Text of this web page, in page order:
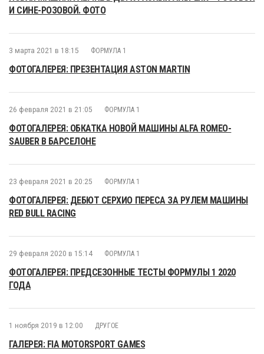
И СИНЕ-РОЗОВОЙ. ФОТО
3 марта 2021 в 18:15 ФОРМУЛА 1
ФОТОГАЛЕРЕЯ: ПРЕЗЕНТАЦИЯ ASTON MARTIN
26 февраля 2021 в 21:05 ФОРМУЛА 1
ФОТОГАЛЕРЕЯ: ОБКАТКА НОВОЙ МАШИНЫ ALFA ROMEO-
SAUBER В БАРСЕЛОНЕ
23 февраля 2021 в 20:25 ФОРМУЛА 1
ФОТОГАЛЕРЕЯ: ДЕБЮТ СЕРХИО ПЕРЕСА ЗА РУЛЕМ МАШИНЫ
RED BULL RACING
29 февраля 2020 в 15:14 ФОРМУЛА 1
ФОТОГАЛЕРЕЯ: ПРЕДСЕЗОННЫЕ ТЕСТЫ ФОРМУЛЫ 1 2020
ГОДА
1 ноября 2019 в 12:00 ДРУГОЕ
ГАЛЕРЕЯ: FIA MOTORSPORT GAMES